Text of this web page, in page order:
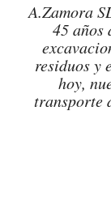
A.Zamora
45
residuos y
hoy,
transporte